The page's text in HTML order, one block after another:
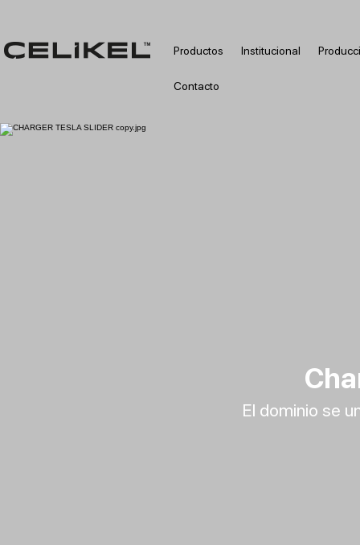
Productos Institucional
Contacto
El dominio se